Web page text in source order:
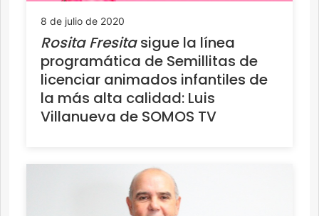
8 de julio de 2020
Rosita Fresitasigue la línea
programática de Semillitas de
licenciar animados infantiles de
la más alta calidad: Luis
Villanueva de SOMOS TV